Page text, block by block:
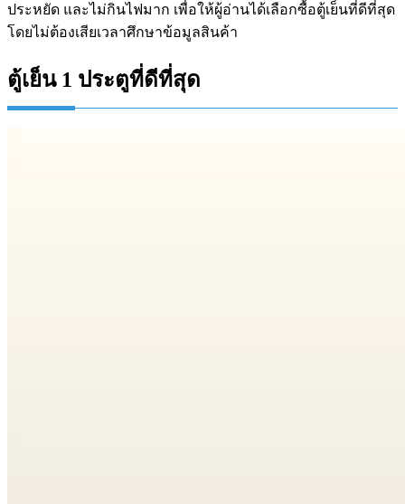
ประหยัด และไม่กินไฟมาก เพื่อให้ผู้อ่านได้เลือกซื้อตู้เย็นที่ดีที่สุด
โดยไม่ต้องเสียเวลาศึกษาข้อมูลสินค้า
ตู้เย็น 1 ประตูที่ดีที่สุด